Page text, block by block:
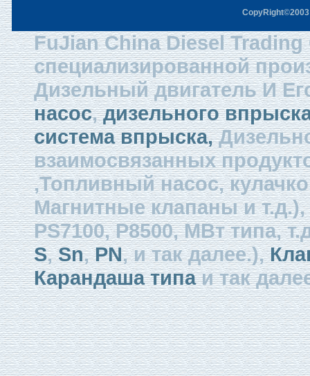
FuJian China Diesel Trading
специализированной
Дизельный двигатель И
насос,дизельного
система впрыска,
взаимосвязанных
,Топливный насос,
Магнитные клапаны и т.д.),
PS7100, P8500, МВт типа,
S,Sn,PN, и так далее.),
Карандаша типаи так